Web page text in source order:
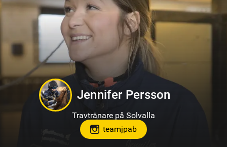
Sandra Eriksson
Travtränare på Bodentravet
stallsandraeriksson